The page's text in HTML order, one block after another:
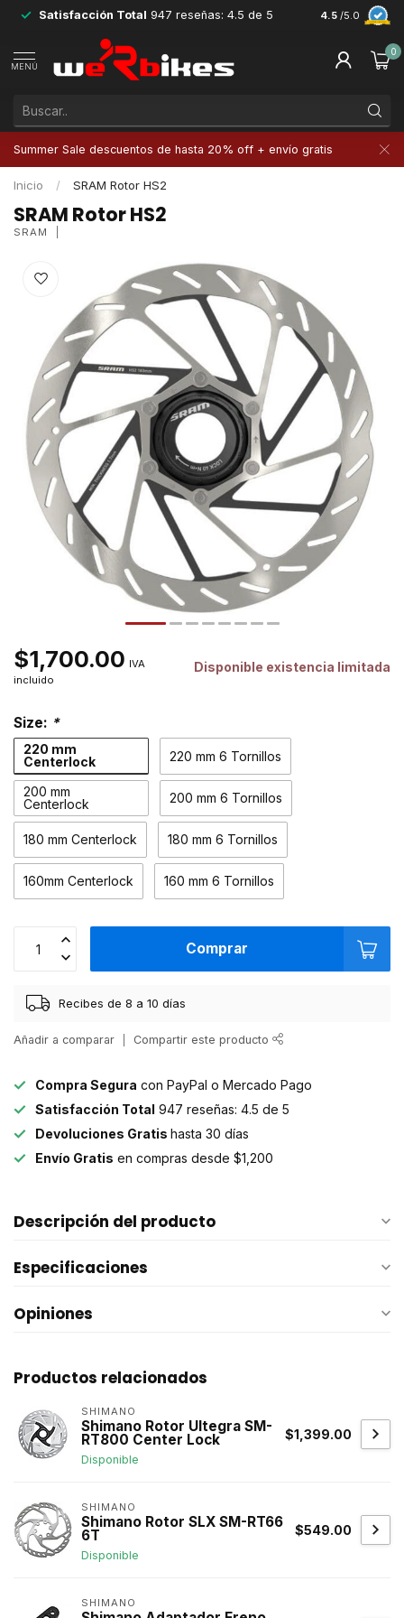
Satisfacción Total 947 reseñas: 4.5 de 5 4.5 /5.0
MENÚ
0
Summer Sale descuentos de hasta 20% off + envío gratis
Inicio / SRAM Rotor HS2
SRAM Rotor HS2
SRAM
$1,700.00 IVA
incluido
Disponible existencia limitada
Size: *
220 mm
Centerlock
220 mm 6 Tornillos
200 mm
Centerlock
200 mm 6 Tornillos
180 mm Centerlock 180 mm 6 Tornillos
160mm Centerlock 160 mm 6 Tornillos
Comprar
Recibes de 8 a 10 días
Añadir a comparar Compartir este producto
Compra Segura con PayPal o Mercado Pago
Satisfacción Total 947 reseñas: 4.5 de 5
Devoluciones Gratis hasta 30 días
Envío Gratis en compras desde $1,200
Descripción del producto
Especificaciones
Opiniones
Productos relacionados
SHIMANO
Shimano Rotor Ultegra SM-
RT800 Center Lock
Disponible
$1,399.00
SHIMANO
Shimano Rotor SLX SM-RT66
6T
Disponible
$549.00
SHIMANO